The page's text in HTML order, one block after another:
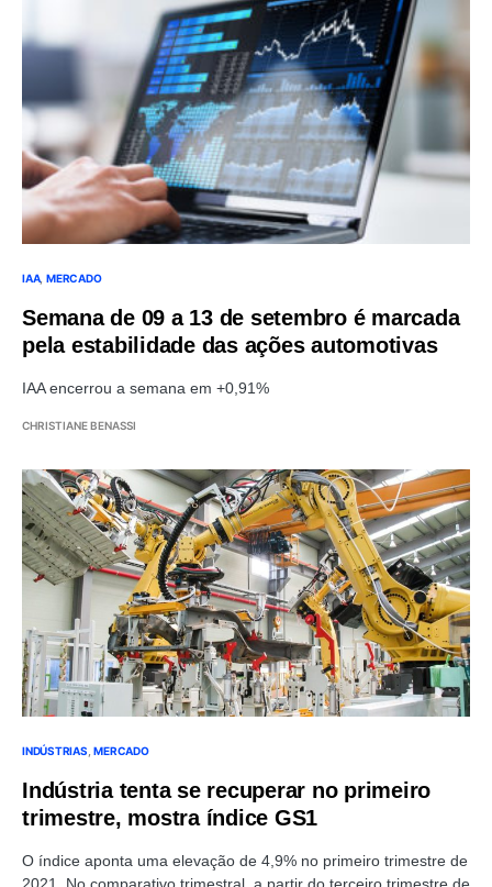
IAA MERCADO
Semana de 09 a 13 de setembro é marcada
pela estabilidade das ações automotivas
IAA encerrou a semana em +0,91%
CHRISTIANE BENASSI
INDÚSTRIAS MERCADO
Indústria tenta se recuperar no primeiro
trimestre, mostra índice GS1
O índice aponta uma elevação de 4,9% no primeiro trimestre de